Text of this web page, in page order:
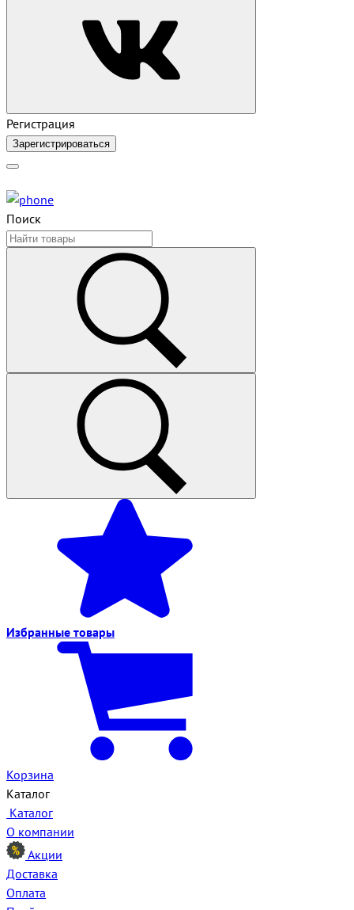
Регистрация
Зарегистрироваться
Поиск
Избранные товары
Корзина
Каталог
Каталог
О компании
Акции
Доставка
Оплата